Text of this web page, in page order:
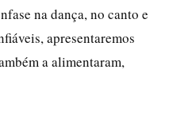
na dança, no canto e
apresentaremos
a alimentaram,